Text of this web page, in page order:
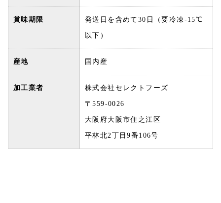
賞味期限 発送日を含めて30日（要冷凍-15℃
以下）
産地 国内産
加工業者 株式会社セレクトフーズ
〒559-0026
大阪府大阪市住之江区
平林北2丁目9番106号